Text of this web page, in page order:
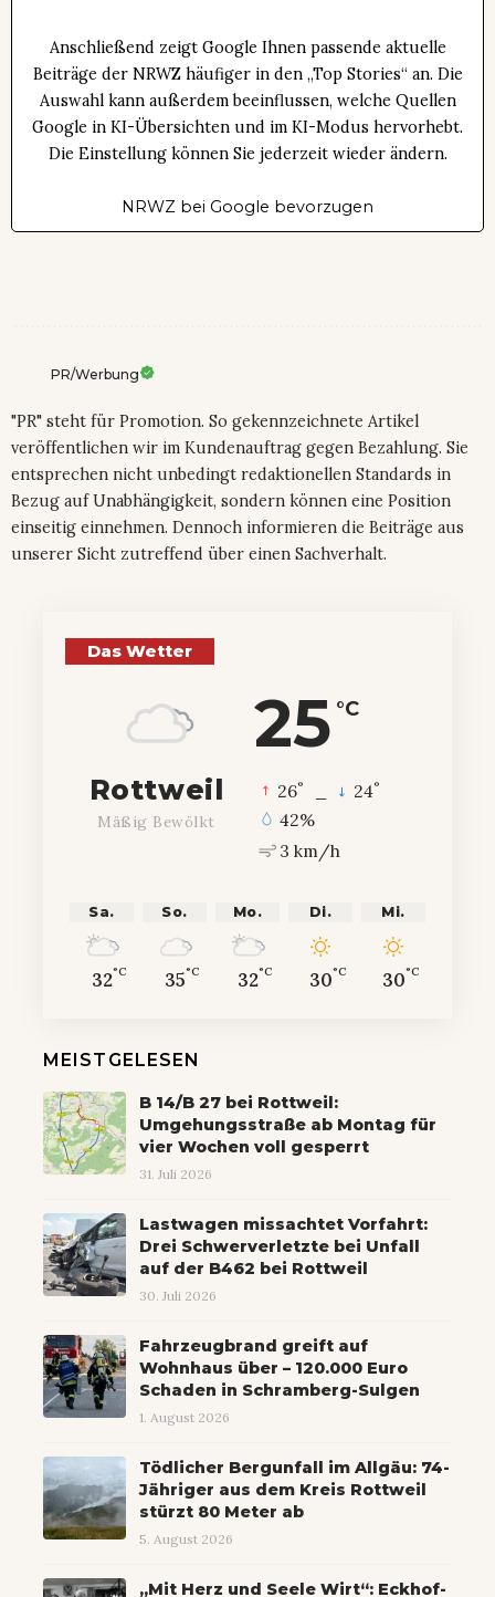
Anschließend zeigt Google Ihnen passende aktuelle
Beiträge der NRWZ häufiger in den „Top Stories“ an. Die
Auswahl kann außerdem beeinflussen, welche Quellen
Google in KI-Übersichten und im KI-Modus hervorhebt.
Die Einstellung können Sie jederzeit wieder ändern.
NRWZ bei Google bevorzugen
PR/Werbung
"PR" steht für Promotion. So gekennzeichnete Artikel
veröffentlichen wir im Kundenauftrag gegen Bezahlung. Sie
entsprechen nicht unbedingt redaktionellen Standards in
Bezug auf Unabhängigkeit, sondern können eine Position
einseitig einnehmen. Dennoch informieren die Beiträge aus
unserer Sicht zutreffend über einen Sachverhalt.
Das Wetter
25 °C
Rottweil
Mäßig Bewölkt
26° 24°
42%
3 km/h
Sa.
32°C
So.
35°C
Mo.
32°C
Di.
30°C
Mi.
30°C
MEISTGELESEN
B 14/B 27 bei Rottweil:
Umgehungsstraße ab Montag für
vier Wochen voll gesperrt
31. Juli 2026
Lastwagen missachtet Vorfahrt:
Drei Schwerverletzte bei Unfall
auf der B462 bei Rottweil
30. Juli 2026
Fahrzeugbrand greift auf
Wohnhaus über – 120.000 Euro
Schaden in Schramberg-Sulgen
1. August 2026
Tödlicher Bergunfall im Allgäu: 74-
Jähriger aus dem Kreis Rottweil
stürzt 80 Meter ab
5. August 2026
„Mit Herz und Seele Wirt“: Eckhof-